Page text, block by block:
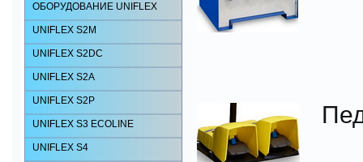
ОБОРУДОВАНИЕ UNIFLEX
UNIFLEX S2M
UNIFLEX S2DC
UNIFLEX S2А
UNIFLEX S2P
UNIFLEX S3 ECOLINE
UNIFLEX S4